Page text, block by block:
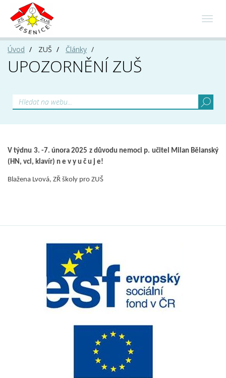
Úvod ZUŠ Články
UPOZORNĚNÍ ZUŠ
V týdnu 3. -7. února 2025 z důvodu nemoci p. učitel Milan Bělanský
(HN, vcl, klavír) n e v y u č u j e!
Blažena Lvová, ZŘ školy pro ZUŠ